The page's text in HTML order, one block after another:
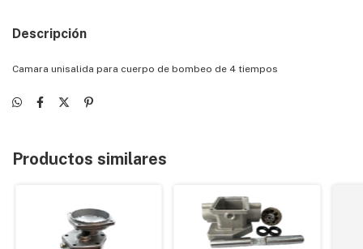
Descripción
Camara unisalida para cuerpo de bombeo de 4 tiempos
Productos similares